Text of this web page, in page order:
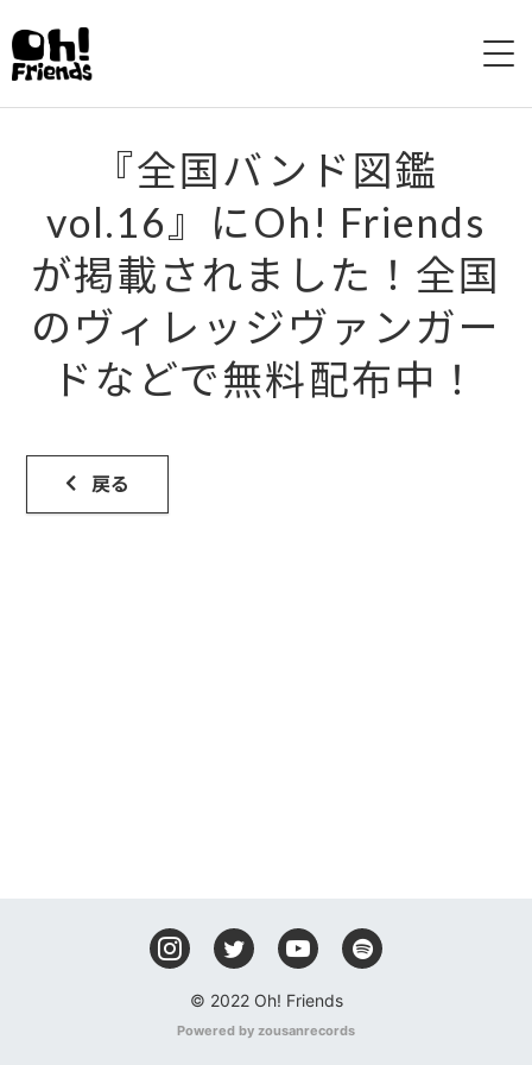
LIVE
DISCOGRAPHY
VIDEO
『全国バンド図鑑
vol.16』にOh! Friends
が掲載されました！全国
のヴィレッジヴァンガー
ドなどで無料配布中！
戻る
© 2022 Oh! Friends
Powered by zousanrecords